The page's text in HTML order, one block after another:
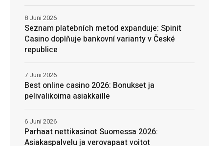
Seznam platebních metod expanduje: Spinit
Casino doplňuje bankovní varianty v České
republice
8 Juni 2026
Best online casino 2026: Bonukset ja
pelivalikoima asiakkaille
7 Juni 2026
Parhaat nettikasinot Suomessa 2026:
Asiakaspalvelu ja verovapaat voitot
6 Juni 2026